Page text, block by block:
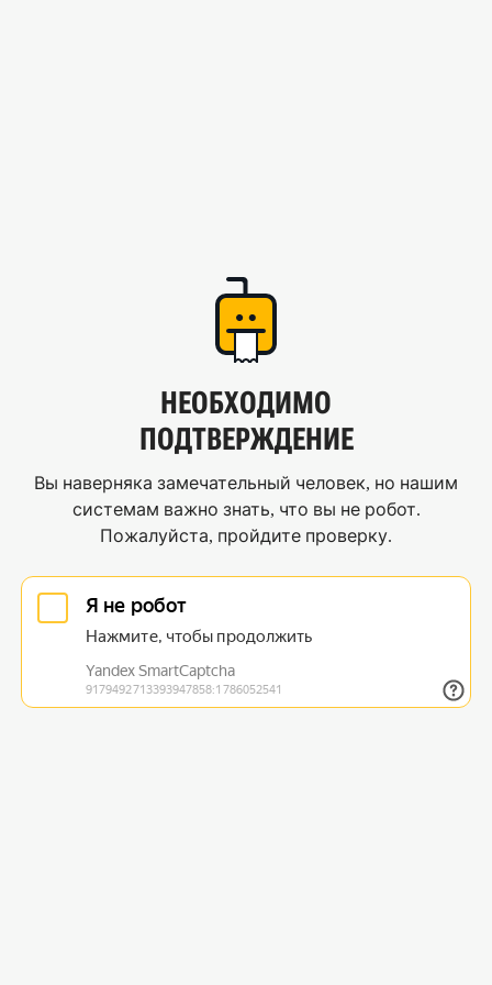
НЕОБХОДИМО
ПОДТВЕРЖДЕНИЕ
Вы наверняка замечательный человек, но нашим
системам важно знать, что вы не робот.
Пожалуйста, пройдите проверку.